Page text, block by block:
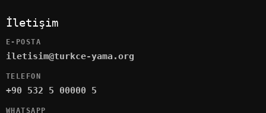
İletişim
E-POSTA
iletisim@turkce-yama.org
TELEFON
+90 532 5 00000 5
WHATSAPP